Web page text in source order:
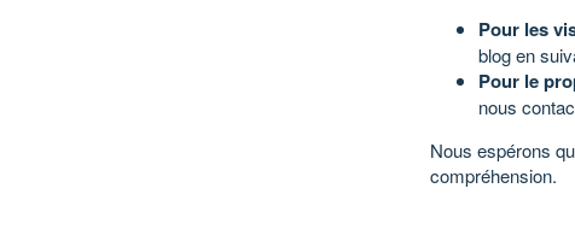
Pour les
blog en
Pour le
nous
Nous espérons
compréhension.